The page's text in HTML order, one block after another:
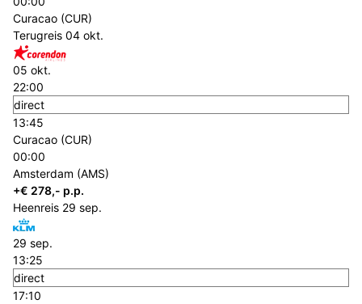
Curacao (CUR)
Terugreis 04 okt.
05 okt.
22:00
direct
13:45
Curacao (CUR)
00:00
Amsterdam (AMS)
+€ 278,- p.p.
Heenreis 29 sep.
29 sep.
13:25
direct
17:10